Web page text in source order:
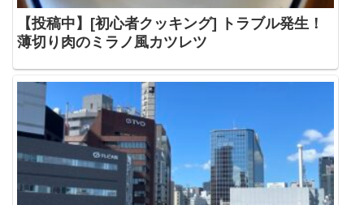
【投稿中】[初心者クッキング] トラブル発生！
薄切り肉のミラノ風カツレツ